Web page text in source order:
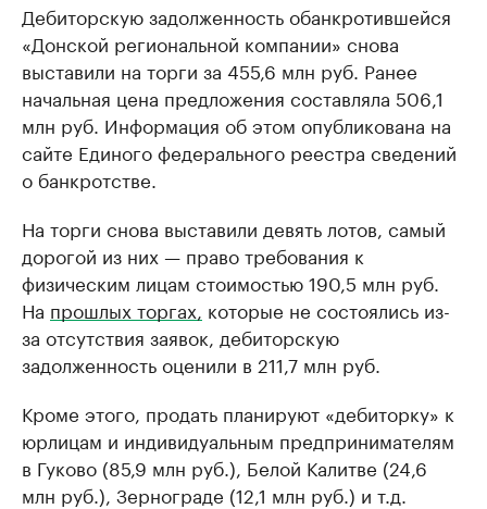
Дебиторскую задолженность обанкротившейся
«Донской региональной компании» снова
выставили на торги за 455,6 млн руб. Ранее
начальная цена предложения составляла 506,1
млн руб. Информация об этом опубликована на
сайте Единого федерального реестра сведений
о банкротстве.
На торги снова выставили девять лотов, самый
дорогой из них — право требования к
физическим лицам стоимостью 190,5 млн руб.
На прошлых торгах, которые не состоялись из-
за отсутствия заявок, дебиторскую
задолженность оценили в 211,7 млн руб.
Кроме этого, продать планируют «дебиторку» к
юрлицам и индивидуальным предпринимателям
в Гуково (85,9 млн руб.), Белой Калитве (24,6
млн руб.), Зернограде (12,1 млн руб.) и т.д.